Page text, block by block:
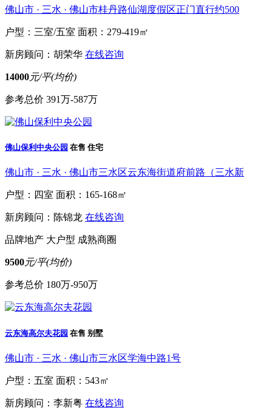
佛山市 · 三水 · 佛山市桂丹路仙湖度假区正门直行约500
户型：三室/五室 面积：279-419㎡
新房顾问：胡荣华 在线咨询
14000元/平(均价)
参考总价 391万-587万
佛山保利中央公园 在售 住宅
佛山市 · 三水 · 佛山市三水区云东海街道府前路（三水新
户型：四室 面积：165-168㎡
新房顾问：陈锦龙 在线咨询
品牌地产 大户型 成熟商圈
9500元/平(均价)
参考总价 180万-950万
云东海高尔夫花园 在售 别墅
佛山市 · 三水 · 佛山市三水区学海中路1号
户型：五室 面积：543㎡
新房顾问：李新粤 在线咨询